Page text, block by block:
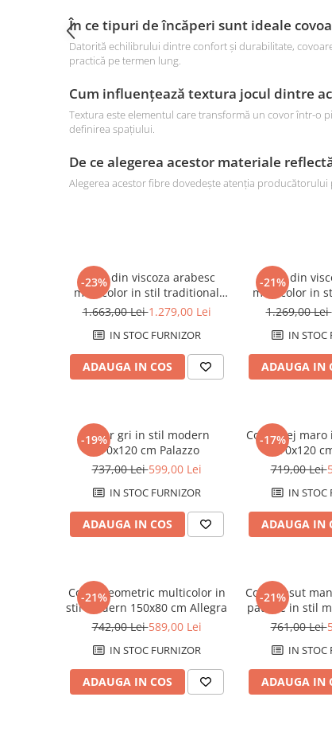
În ce tipuri de încăperi sunt ideale
Datorită echilibrului dintre confort și durabilitate,
practică pe termen lung.
Cum influențează textura jocul dintre
Textura este elementul care transformă un covor într-o
definirea spațiului.
De ce alegerea acestor materiale
Alegerea acestor fibre dovedește atenția
-23%
Covor din viscoza arabesc
multicolor in stil traditional
230x160 cm Bizantine Ivory
1.663,00 Lei1.279,00 Lei
IN STOC FURNIZOR
ADAUGA IN COS
-21%
Covor din
multicolor in
190x140 cm
1.269,00 Lei
IN STOC
ADAUGA IN
-19%
Covor gri in stil modern
170x120 cm Palazzo
737,00 Lei599,00 Lei
IN STOC FURNIZOR
ADAUGA IN COS
-17%
Covor bej
170x120
719,00 Lei
IN STOC
ADAUGA IN
-21%
Covor geometric multicolor in
stil modern 150x80 cm Allegra
742,00 Lei589,00 Lei
IN STOC FURNIZOR
ADAUGA IN COS
-21%
Covor tesut
patrate in stil
cm
761,00 Lei
IN STOC
ADAUGA IN